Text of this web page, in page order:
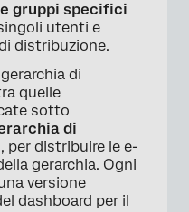
×
gruppi specifici
utenti e
distribuzione.
di
quelle
sotto
di
, per distribuire le e-
gerarchia. Ogni
versione
dashboard per il